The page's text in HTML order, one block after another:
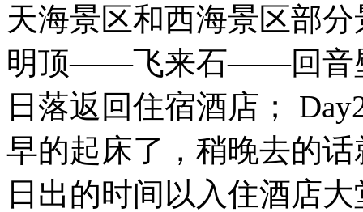
天海景区和西海景区部
明顶——飞来石——回音
日落返回住宿酒店；
早的起床了，稍晚去的
日出的时间以入住酒店